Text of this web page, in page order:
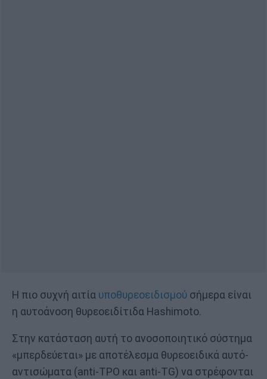
Η πιο συχνή αιτία υποθυρεοειδισμού σήμερα είναι
η αυτοάνοση θυρεοειδίτιδα Hashimoto.
Στην κατάσταση αυτή το ανοσοποιητικό σύστημα
«μπερδεύεται» με αποτέλεσμα θυρεοειδικά αυτό-
αντισώματα (anti-TPO και anti-TG) να στρέφονται